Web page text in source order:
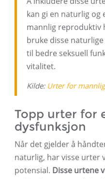
kan gi en naturlig og
mannlig reproduktiv
bruke disse
til bedre seksuell
vitalitet.
Kilde: Urter for
Topp urter for
dysfunksjon
Når det gjelder å
naturlig, har visse urter
potensial. Disse urtene